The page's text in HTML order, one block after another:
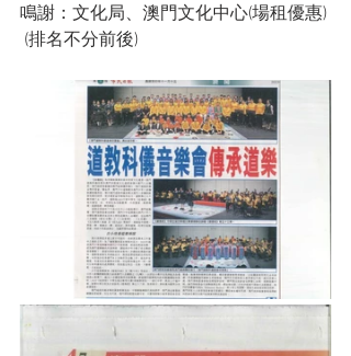
鳴謝：文化局、澳門文化中心(場租優惠)
(排名不分前後)